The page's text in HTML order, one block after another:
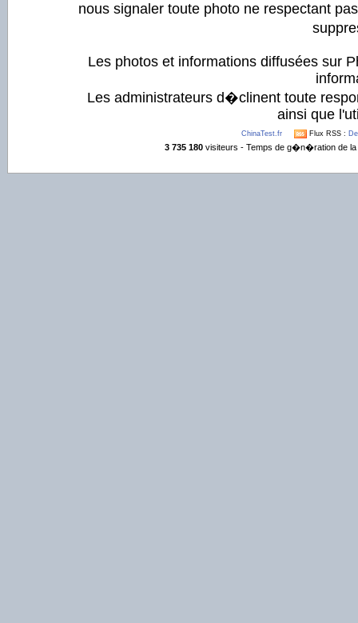
nous signaler toute photo ne respectant
Les photos et informations diffusées sur
Les administrateurs d�clinent toute
ainsi que
ChinaTest.fr Flux RSS :
3 735 180visiteurs - Temps de g�n�ration de